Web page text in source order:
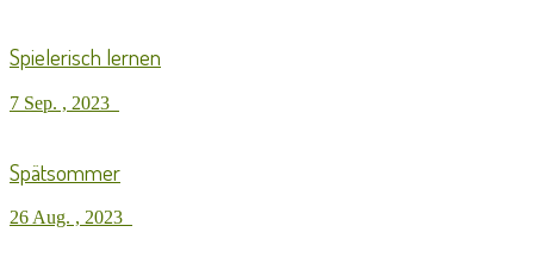
Spielerisch lernen
7 Sep. , 2023
Spätsommer
26 Aug. , 2023